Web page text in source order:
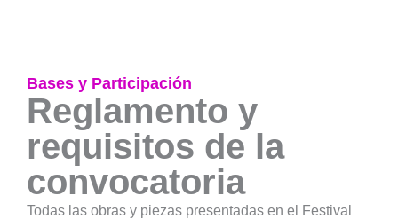
Bases y Participación
Reglamento y
requisitos de la
convocatoria
Todas las obras y piezas presentadas en el Festival